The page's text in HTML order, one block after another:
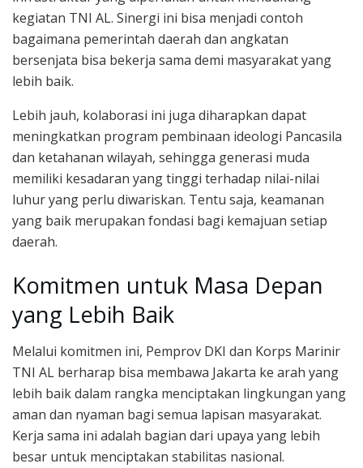
kegiatan TNI AL. Sinergi ini bisa menjadi contoh
bagaimana pemerintah daerah dan angkatan
bersenjata bisa bekerja sama demi masyarakat yang
lebih baik.
Lebih jauh, kolaborasi ini juga diharapkan dapat
meningkatkan program pembinaan ideologi Pancasila
dan ketahanan wilayah, sehingga generasi muda
memiliki kesadaran yang tinggi terhadap nilai-nilai
luhur yang perlu diwariskan. Tentu saja, keamanan
yang baik merupakan fondasi bagi kemajuan setiap
daerah.
Komitmen untuk Masa Depan
yang Lebih Baik
Melalui komitmen ini, Pemprov DKI dan Korps Marinir
TNI AL berharap bisa membawa Jakarta ke arah yang
lebih baik dalam rangka menciptakan lingkungan yang
aman dan nyaman bagi semua lapisan masyarakat.
Kerja sama ini adalah bagian dari upaya yang lebih
besar untuk menciptakan stabilitas nasional.